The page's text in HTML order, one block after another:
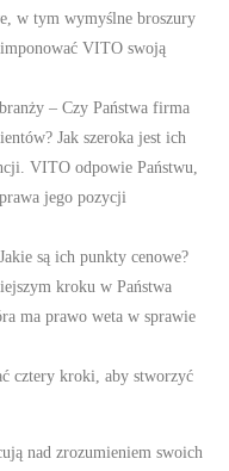
w tym wymyślne broszury
VITO swoją
– Czy Państwa firma
Jak szeroka jest ich
VITO odpowie Państwu,
jego pozycji
są ich punkty cenowe?
kroku w Państwa
ma prawo weta w sprawie
cztery kroki, aby stworzyć
nad zrozumieniem swoich